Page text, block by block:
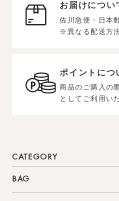
お届けについ
佐川急便・日本
※異なる配送方
ポイントにつ
商品のご購入の
としてご利用い
CATEGORY
BAG